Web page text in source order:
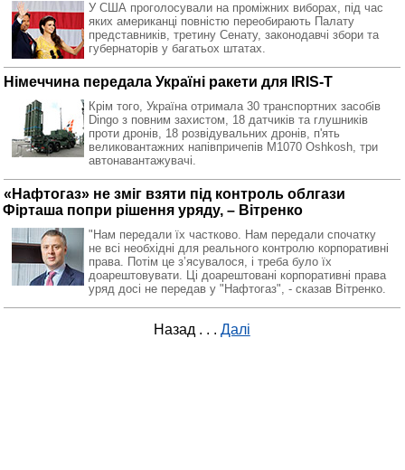
У США проголосували на проміжних виборах, під час
яких американці повністю переобирають Палату
представників, третину Сенату, законодавчі збори та
губернаторів у багатьох штатах.
Німеччина передала Україні ракети для IRIS-T
Крім того, Україна отримала 30 транспортних засобів
Dingo з повним захистом, 18 датчиків та глушників
проти дронів, 18 розвідувальних дронів, п'ять
великовантажних напівпричепів М1070 Oshkosh, три
автонавантажувачі.
«Нафтогаз» не зміг взяти під контроль облгази
Фірташа попри рішення уряду, – Вітренко
"Нам передали їх частково. Нам передали спочатку
не всі необхідні для реального контролю корпоративні
права. Потім це зʼясувалося, і треба було їх
доарештовувати. Ці доарештовані корпоративні права
уряд досі не передав у "Нафтогаз", - сказав Вітренко.
Назад . . . Далі